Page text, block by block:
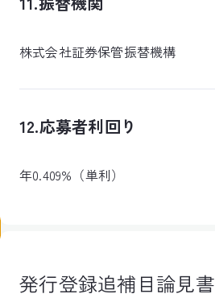
株式会社証券保管振替機構
12.応募者利回り
年0.409%（単利）
発行登録追補目論見書